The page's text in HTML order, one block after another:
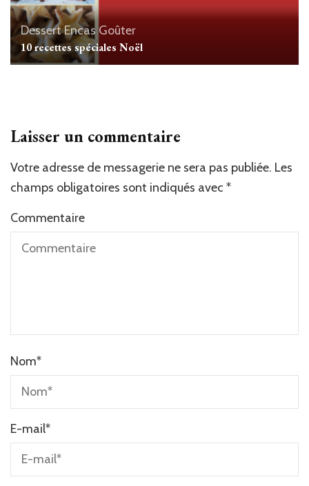
DessertEncas Goûter
10 recettes spéciales Noël
Laisser un commentaire
Votre adresse de messagerie ne sera pas publiée. Les
champs obligatoires sont indiqués avec *
Commentaire
Nom*
E-mail*